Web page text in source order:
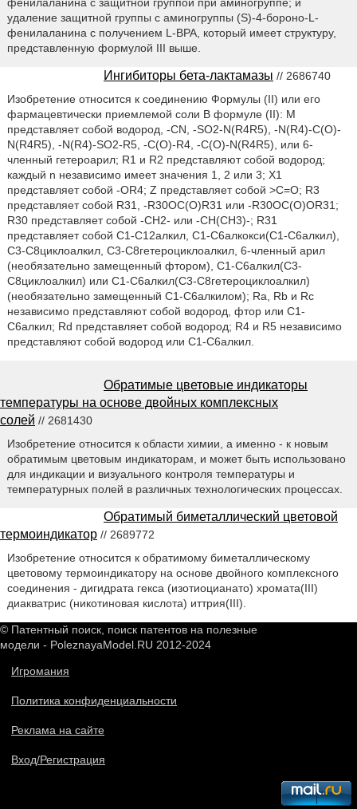
удаление защитной группы с аминогруппы (S)-4-бороно-L-
фенилаланина с получением L-BPA, который имеет структуру,
представленную формулой III выше.
Ингибиторы бета-лактамазы // 2686740
Изобретение относится к соединению Формулы (II) или его
фармацевтически приемлемой соли В формуле (II): М
представляет собой водород, -CN, -SO2-N(R4R5), -N(R4)-C(O)-
N(R4R5), -N(R4)-SO2-R5, -C(O)-R4, -C(O)-N(R4R5), или 6-
членный гетероарил; R1 и R2 представляют собой водород;
каждый n независимо имеет значения 1, 2 или 3; X1
представляет собой -OR4; Z представляет собой >С=O; R3
представляет собой R31, -R30OC(O)R31 или -R30OC(O)OR31;
R30 представляет собой -CH2- или -СН(СН3)-; R31
представляет собой C1-С12алкил, С1-С6алкокси(С1-С6алкил),
С3-С8циклоалкил, С3-С8гетероциклоалкил, 6-членный арил
(необязательно замещенный фтором), C1-С6алкил(С3-
С8циклоалкил) или С1-С6алкил(С3-С8гетероциклоалкил)
(необязательно замещенный C1-С6алкилом); Ra, Rb и Rc
независимо представляют собой водород, фтор или C1-
С6алкил; Rd представляет собой водород; R4 и R5 независимо
представляют собой водород или C1-С6алкил.
Обратимые цветовые индикаторы
температуры на основе двойных комплексных
солей // 2681430
Изобретение относится к области химии, а именно - к новым
обратимым цветовым индикаторам, и может быть использовано
для индикации и визуального контроля температуры и
температурных полей в различных технологических процессах.
Обратимый биметаллический цветовой
термоиндикатор // 2689772
Изобретение относится к обратимому биметаллическому
цветовому термоиндикатору на основе двойного комплексного
соединения - дигидрата гекса (изотиоцианато) хромата(III)
диакватрис (никотиновая кислота) иттрия(III).
© Патентный поиск, поиск патентов на полезные
модели - PoleznayaModel.RU 2012-2024
Игромания
Политика конфиденциальности
Реклама на сайте
Вход/Регистрация